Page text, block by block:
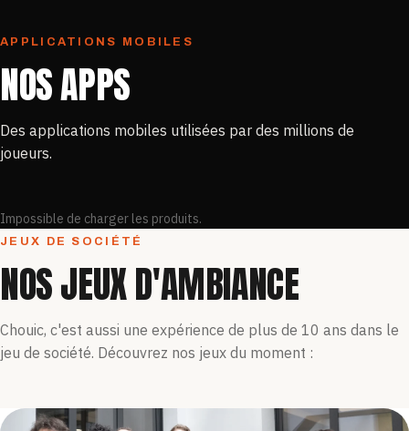
APPLICATIONS MOBILES
NOS APPS
Des applications mobiles utilisées par des millions de
joueurs.
Impossible de charger les produits.
JEUX DE SOCIÉTÉ
NOS JEUX D'AMBIANCE
Chouic, c'est aussi une expérience de plus de 10 ans dans le
jeu de société. Découvrez nos jeux du moment :